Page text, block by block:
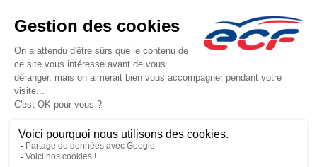
© 2026 École de Conduite Française. Tous droits réservés